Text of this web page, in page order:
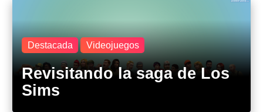
Destacada Videojuegos
Revisitando la saga de Los
Sims